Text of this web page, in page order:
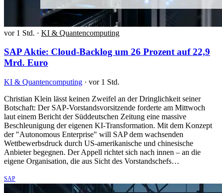
vor 1 Std. · KI & Quantencomputing
SAP Aktie: Cloud-Backlog um 26 Prozent auf 22,9
Mrd. Euro
KI & Quantencomputing · vor 1 Std.
Christian Klein lässt keinen Zweifel an der Dringlichkeit seiner
Botschaft: Der SAP-Vorstandsvorsitzende forderte am Mittwoch
laut einem Bericht der Süddeutschen Zeitung eine massive
Beschleunigung der eigenen KI-Transformation. Mit dem Konzept
der "Autonomous Enterprise" will SAP dem wachsenden
Wettbewerbsdruck durch US-amerikanische und chinesische
Anbieter begegnen. Der Appell richtet sich nach innen – an die
eigene Organisation, die aus Sicht des Vorstandschefs…
SAP